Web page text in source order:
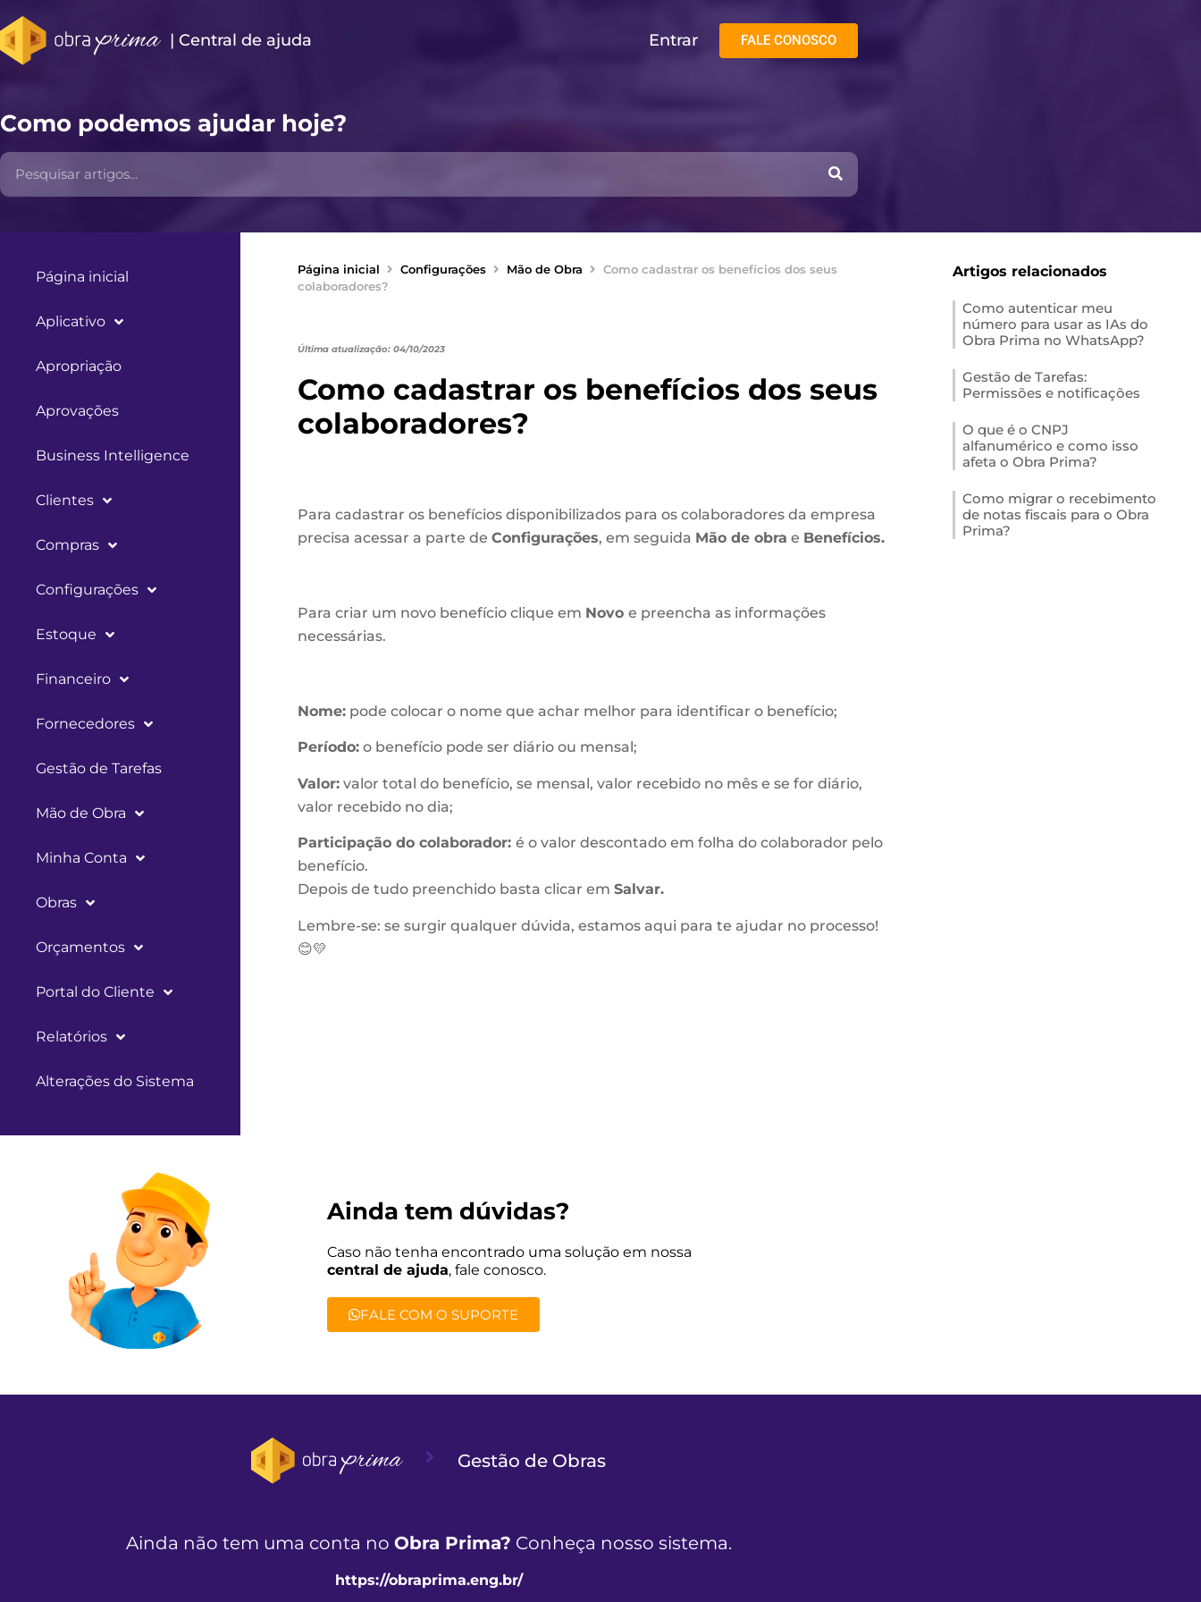
| Central de ajuda​ Entrar FALE CONOSCO
Como podemos ajudar hoje?
Página inicial
Aplicativo
Apropriação
Aprovações
Business Intelligence
Clientes
Compras
Configurações
Estoque
Financeiro
Fornecedores
Gestão de Tarefas
Mão de Obra
Minha Conta
Obras
Orçamentos
Portal do Cliente
Relatórios
Alterações do Sistema
Página inicial Configurações Mão de Obra
Como cadastrar os benefícios dos seus
colaboradores?
Última atualização: 04/10/2023
Como cadastrar os benefícios dos seus
colaboradores?
Para cadastrar os benefícios disponibilizados para os colaboradores da empresa
precisa acessar a parte de Configurações, em seguida Mão de obra e Benefícios.
Para criar um novo benefício clique em Novo e preencha as informações
necessárias.
Nome:pode colocar o nome que achar melhor para identificar o benefício;
Período:o benefício pode ser diário ou mensal;
Valor:valor total do benefício, se mensal, valor recebido no mês e se for diário,
valor recebido no dia;
Participação do colaborador: é o valor descontado em folha do colaborador pelo
benefício.
Depois de tudo preenchido basta clicar em Salvar.
Lembre-se: se surgir qualquer dúvida, estamos aqui para te ajudar no processo!
😊💛
Artigos relacionados
Como autenticar meu
número para usar as IAs do
Obra Prima no WhatsApp?
Gestão de Tarefas:
Permissões e notificações
O que é o CNPJ
alfanumérico e como isso
afeta o Obra Prima?
Como migrar o recebimento
de notas fiscais para o Obra
Prima?
Ainda tem dúvidas?
Caso não tenha encontrado uma solução em nossa
central de ajuda, fale conosco.
FALE COM O SUPORTE
Gestão de Obras
Ainda não tem uma conta no Obra Prima? Conheça nosso sistema.
https://obraprima.eng.br/